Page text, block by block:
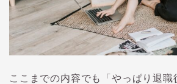
ここまでの内容でも「やっぱり退職